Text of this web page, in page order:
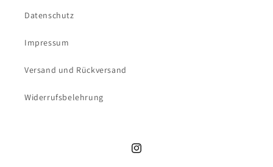
Datenschutz
Impressum
Versand und Rückversand
Widerrufsbelehrung
Instagram